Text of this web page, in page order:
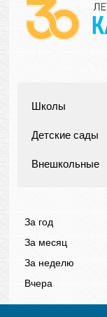
Школы
Детские сады
Внешкольные
За год
За месяц
За неделю
Вчера